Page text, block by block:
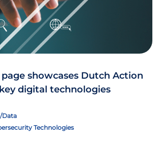
showcases Dutch Action
digital technologies
Data
Technologies